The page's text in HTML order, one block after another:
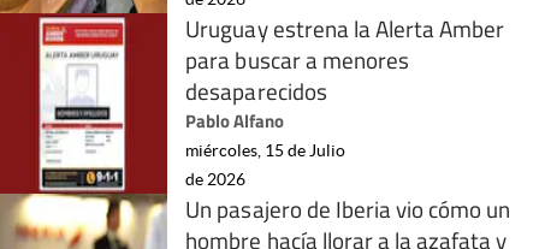
Uruguay estrena la Alerta Amber
para buscar a menores
desaparecidos
Pablo Alfano
miércoles, 15 de Julio
de 2026
Un pasajero de Iberia vio cómo un
hombre hacía llorar a la azafata y